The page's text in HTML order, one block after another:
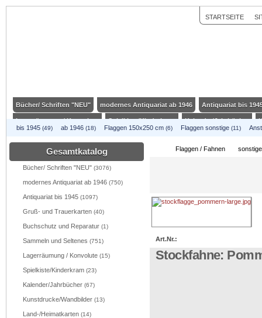
STARTSEITE
Bücher/ Schriften "NEU" modernes Antiquariat ab 1946 Antiquariat bis
Lagerräumung / Konvolute Spielkiste/Kinderkram Kalender/Jahrbücher
Kunsthandwerk / Geschenkartikel Genußwaren/ Spirituosen Flaggen /
bis 1945 (49) ab 1946 (18) Flaggen 150x250 cm (6) Flaggen sonstige (11)
Gesamtkatalog
Bücher/ Schriften "NEU" (3076)
modernes Antiquariat ab 1946 (750)
Antiquariat bis 1945 (1097)
Gruß- und Trauerkarten (40)
Buchschutz und Reparatur (1)
Sammeln und Seltenes (751)
Lagerräumung / Konvolute (15)
Spielkiste/Kinderkram (23)
Kalender/Jahrbücher (67)
Kunstdrucke/Wandbilder (13)
Land-/Heimatkarten (14)
Flaggen / Fahnen sonstige
Art.Nr.:
Stockfahne: